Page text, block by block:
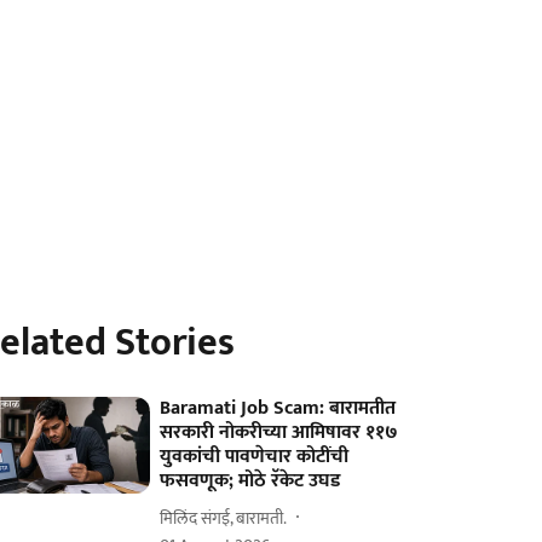
Stories
Baramati Job Scam: बारामतीत
सरकारी नोकरीच्या आमिषावर ११७
युवकांची पावणेचार कोटींची
फसवणूक; मोठे रॅकेट उघड
मिलिंद संगई, बारामती.